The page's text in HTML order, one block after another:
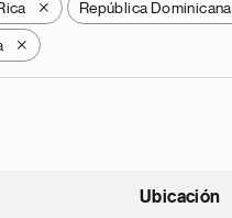
X República Dominicana
X
Ubicación